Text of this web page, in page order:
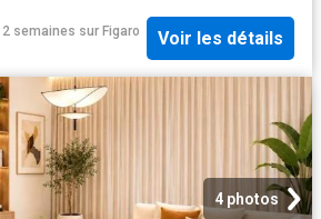
semaines sur Figaro
Voir les détails
4 photos